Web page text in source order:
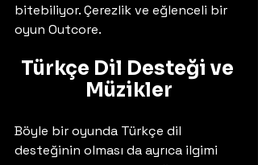
bitebiliyor. Çerezlik ve eğlenceli bir
oyun Outcore.
Türkçe Dil Desteği ve
Müzikler
Böyle bir oyunda Türkçe dil
desteğinin olması da ayrıca ilgimi